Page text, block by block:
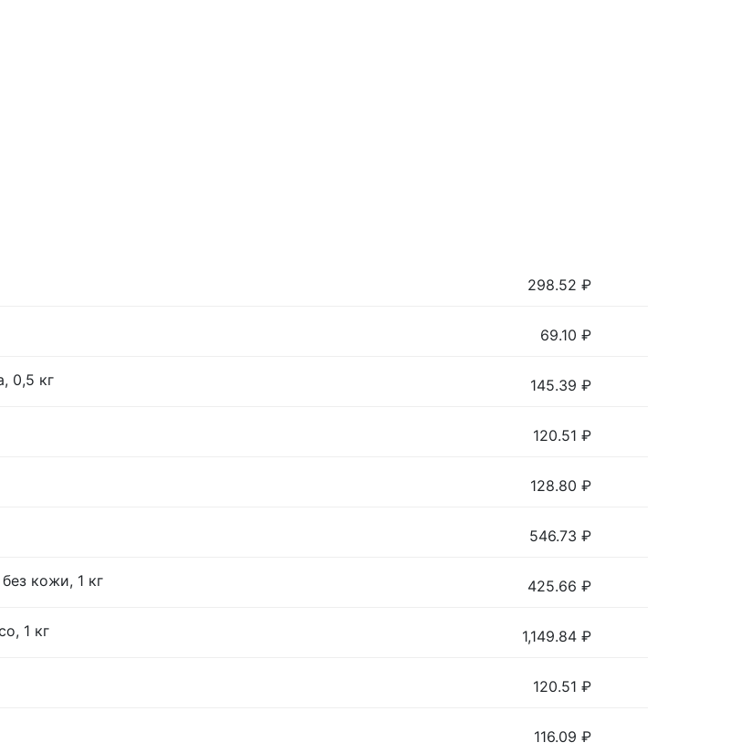
298.52 ₽
69.10 ₽
0,5 кг 145.39 ₽
120.51 ₽
128.80 ₽
546.73 ₽
кожи, 1 кг 425.66 ₽
1 кг 1,149.84 ₽
120.51 ₽
116.09 ₽